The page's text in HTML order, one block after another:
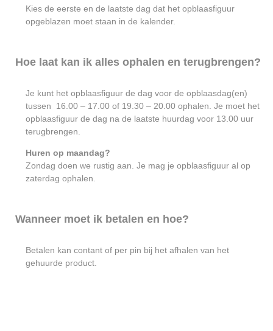
Kies de eerste en de laatste dag dat het opblaasfiguur
opgeblazen moet staan in de kalender.
Hoe laat kan ik alles ophalen en terugbrengen?
Je kunt het opblaasfiguur de dag voor de opblaasdag(en)
tussen 16.00 – 17.00 of 19.30 – 20.00 ophalen. Je moet het
opblaasfiguur de dag na de laatste huurdag voor 13.00 uur
terugbrengen.
Huren op maandag?
Zondag doen we rustig aan. Je mag je opblaasfiguur al op
zaterdag ophalen.
Wanneer moet ik betalen en hoe?
Betalen kan contant of per pin bij het afhalen van het
gehuurde product.